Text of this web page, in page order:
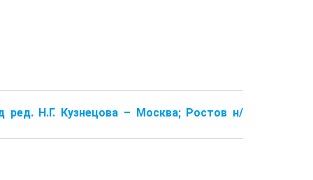
ред. Н.Г. Кузнецова – Москва; Ростов н/